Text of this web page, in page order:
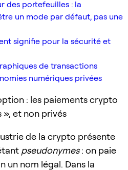
des portefeuilles : la
un mode par défaut, pas une
signifie pour la sécurité et
de transactions
numériques privées
: les paiements crypto
et non privés
de la crypto présente
pseudonymes: on paie
un nom légal. Dans la